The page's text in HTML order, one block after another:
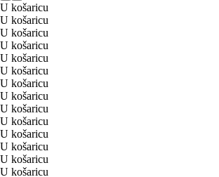
U košaricu
U košaricu
U košaricu
U košaricu
U košaricu
U košaricu
U košaricu
U košaricu
U košaricu
U košaricu
U košaricu
U košaricu
U košaricu
U košaricu